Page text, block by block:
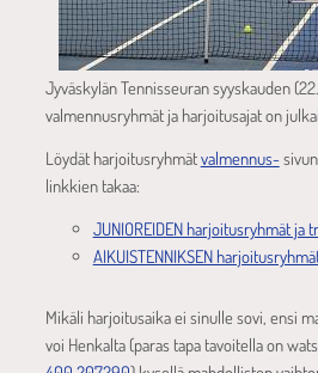
Jyväskylän Tennisseuran syyskauden
valmennusryhmät ja harjoitusajat on
Löydät harjoitusryhmätvalmennus-sivun
linkkien takaa:
JUNIOREIDEN harjoitusryhmät ja
AIKUISTENNIKSEN
Mikäli harjoitusaika ei sinulle sovi, ensi
voi Henkalta (paras tapa tavoitella on